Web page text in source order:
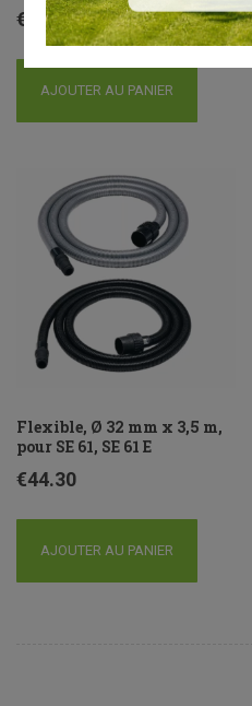
€ 17.00
AJOUTER AU PANIER
Flexible, Ø 32 mm x 3,5 m,
pour SE 61, SE 61 E
€44.30
AJOUTER AU PANIER